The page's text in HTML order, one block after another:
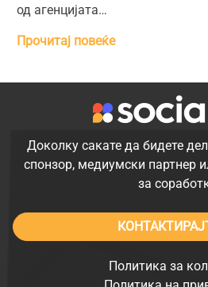
од агенцијата…
Прочитај повеќе
Доколку сакате да бидете
спонзор, медиумски партнер
за
Политика за